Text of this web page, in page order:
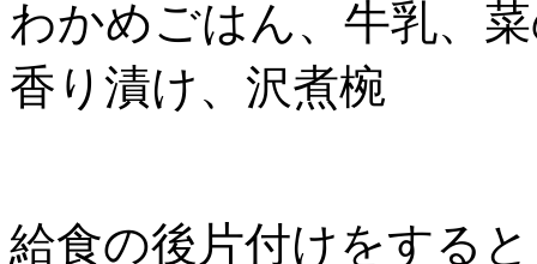
わかめごはん、牛乳、
香り漬け、沢煮椀
給食の後片付けをする